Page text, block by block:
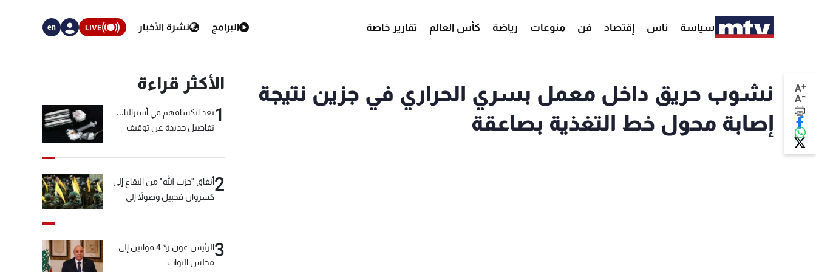
سياسة ناس إقتصاد فن منوعات رياضة كأس العالم تقارير خاصة البرامج نشرة الأخبار LIVE
en
A+
A-
نشوب حريق داخل معمل بسري الحراري في جزين نتيجة
إصابة محول خط التغذية بصاعقة
الأكثر قراءة
1بعد انكشافهم في أستراليا...
تفاصيل جديدة عن توقيف
2أنفاق "حزب الله" من البقاع إلى
كسروان فجبيل وصولاً إلى
3
الرئيس عون ردّ 4 قوانين إلى
مجلس النواب